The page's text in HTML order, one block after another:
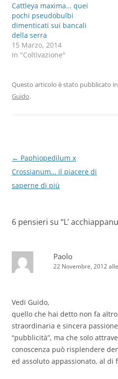
Cattleya maxima… quei
pochi pseudobulbi
dimenticati sui bancali
della serra
15 Marzo, 2014
In "Coltivazione"
Questo articolo è stato pubblicato in
Guido.
Navigazione
articolo
← Paphiopedilum x
Crossianum… il piacere di
saperne di più
6 pensieri su “L’
Paolo
22 Novembre, 2012
Vedi Guido,
quello che hai detto non fa
straordinaria e sincera
“pubblicità”, ma che solo
conoscenza può risplendere
ed assoluto appassionato, al di